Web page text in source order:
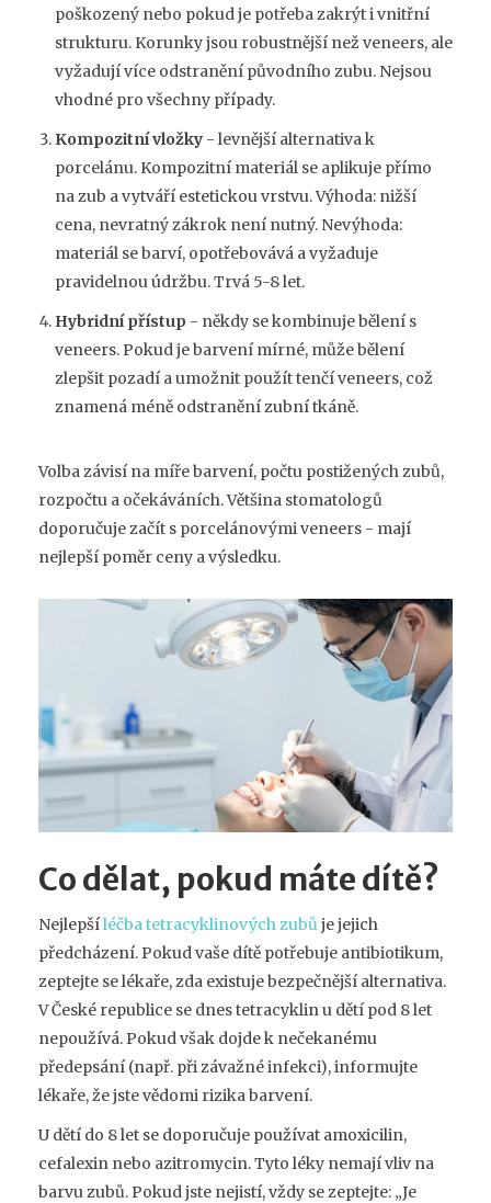
poškozený nebo pokud je potřeba zakrýt i vnitřní
strukturu. Korunky jsou robustnější než veneers, ale
vyžadují více odstranění původního zubu. Nejsou
vhodné pro všechny případy.
Kompozitní vložky - levnější alternativa k
porcelánu. Kompozitní materiál se aplikuje přímo
na zub a vytváří estetickou vrstvu. Výhoda: nižší
cena, nevratný zákrok není nutný. Nevýhoda:
materiál se barví, opotřebovává a vyžaduje
pravidelnou údržbu. Trvá 5-8 let.
Hybridní přístup - někdy se kombinuje bělení s
veneers. Pokud je barvení mírné, může bělení
zlepšit pozadí a umožnit použít tenčí veneers, což
znamená méně odstranění zubní tkáně.
Volba závisí na míře barvení, počtu postižených zubů,
rozpočtu a očekáváních. Většina stomatologů
doporučuje začít s porcelánovými veneers - mají
nejlepší poměr ceny a výsledku.
Co dělat, pokud máte dítě?
Nejlepšíléčba tetracyklinových zubůje jejich
předcházení. Pokud vaše dítě potřebuje antibiotikum,
zeptejte se lékaře, zda existuje bezpečnější alternativa.
V České republice se dnes tetracyklin u dětí pod 8 let
nepoužívá. Pokud však dojde k nečekanému
předepsání (např. při závažné infekci), informujte
lékaře, že jste vědomi rizika barvení.
U dětí do 8 let se doporučuje používat amoxicilin,
cefalexin nebo azitromycin. Tyto léky nemají vliv na
barvu zubů. Pokud jste nejistí, vždy se zeptejte: „Je